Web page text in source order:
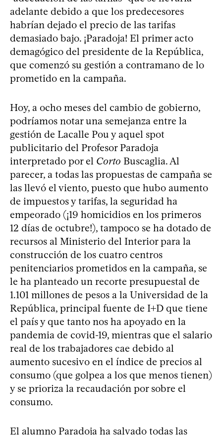
adelante debido a que los predecesores
habrían dejado el precio de las tarifas
demasiado bajo. ¡Paradoja! El primer acto
demagógico del presidente de la República,
que comenzó su gestión a contramano de lo
prometido en la campaña.
Hoy, a ocho meses del cambio de gobierno,
podríamos notar una semejanza entre la
gestión de Lacalle Pou y aquel spot
publicitario del Profesor Paradoja
interpretado por el Corto Buscaglia. Al
parecer, a todas las propuestas de campaña se
las llevó el viento, puesto que hubo aumento
de impuestos y tarifas, la seguridad ha
empeorado (¡19 homicidios en los primeros
12 días de octubre!), tampoco se ha dotado de
recursos al Ministerio del Interior para la
construcción de los cuatro centros
penitenciarios prometidos en la campaña, se
le ha planteado un recorte presupuestal de
1.101 millones de pesos a la Universidad de la
República, principal fuente de I+D que tiene
el país y que tanto nos ha apoyado en la
pandemia de covid-19, mientras que el salario
real de los trabajadores cae debido al
aumento sucesivo en el índice de precios al
consumo (que golpea a los que menos tienen)
y se prioriza la recaudación por sobre el
consumo.
El alumno Paradoja ha salvado todas las